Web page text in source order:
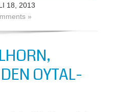
18, 2013
»
OYTAL-